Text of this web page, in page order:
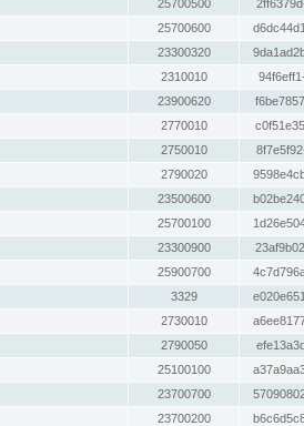
25700500
25700600
23300320
2310010
23900620
2770010
2750010
2790020
23500600
25700100
23300900
25900700
3329
2730010
2790050
25100100
23700700
23700200